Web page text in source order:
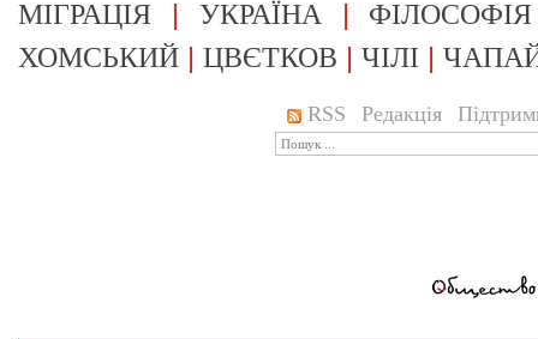
МІГРАЦІЯ | УКРАЇНА | ФІЛОСОФІЯ
ХОМСЬКИЙ | ЦВЄТКОВ | ЧІЛІ |
RSS Редакція